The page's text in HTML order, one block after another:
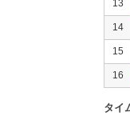
13
14
15
16
タイ